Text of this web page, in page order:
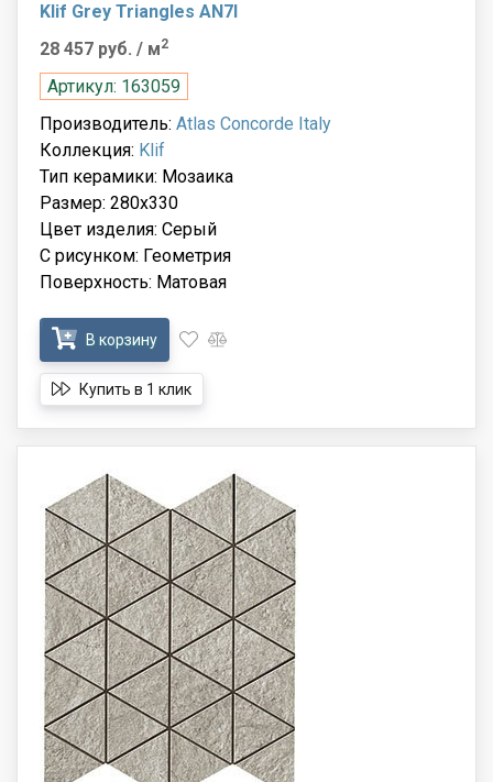
Klif Grey Triangles AN7I
28 457 руб. / м2
Артикул: 163059
Производитель: Atlas Concorde Italy
Коллекция: Klif
Тип керамики: Мозаика
Размер: 280x330
Цвет изделия: Серый
С рисунком: Геометрия
Поверхность: Матовая
В корзину
Купить в 1 клик